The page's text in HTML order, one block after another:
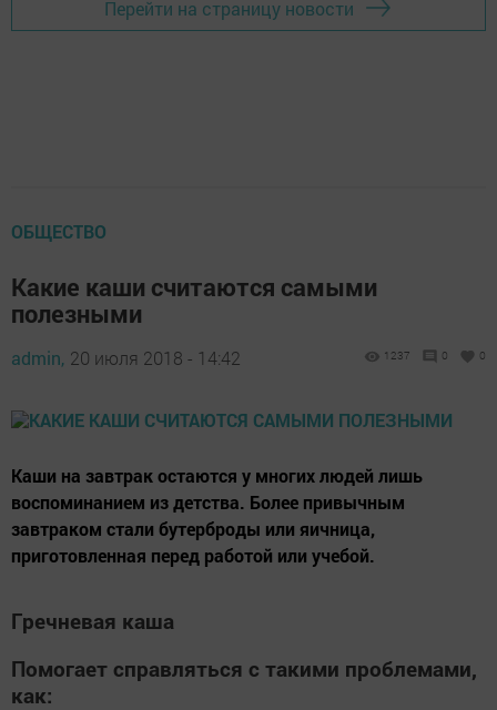
Перейти на страницу новости
ОБЩЕСТВО
Какие каши считаются самыми
полезными
admin, 20 июля 2018 - 14:42 1237 0 0
Каши на завтрак остаются у многих людей лишь
воспоминанием из детства. Более привычным
завтраком стали бутерброды или яичница,
приготовленная перед работой или учебой.
Гречневая каша
Помогает справляться с такими проблемами,
как: